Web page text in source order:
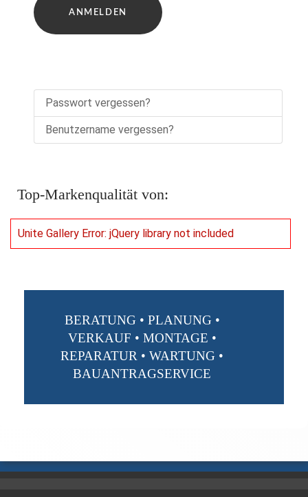
ANMELDEN
Passwort vergessen?
Benutzername vergessen?
Top-Markenqualität von:
Unite Gallery Error: jQuery library not included
BERATUNG • PLANUNG •
VERKAUF • MONTAGE •
REPARATUR • WARTUNG •
BAUANTRAGSERVICE